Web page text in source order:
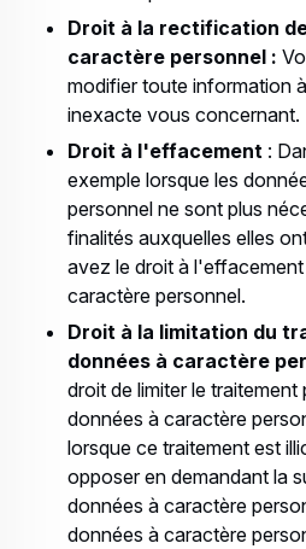
Droit à la rectification
caractère personnel :
modifier toute information
inexacte vous concernant.
Droit à l'effacement :
exemple lorsque les
personnel ne sont plus
finalités auxquelles elles
avez le droit à
caractère personnel.
Droit à la limitation du
données à caractère
droit de limiter le
données à caractère
lorsque ce traitement est
opposer en demandant la
données à caractère
données à caractère